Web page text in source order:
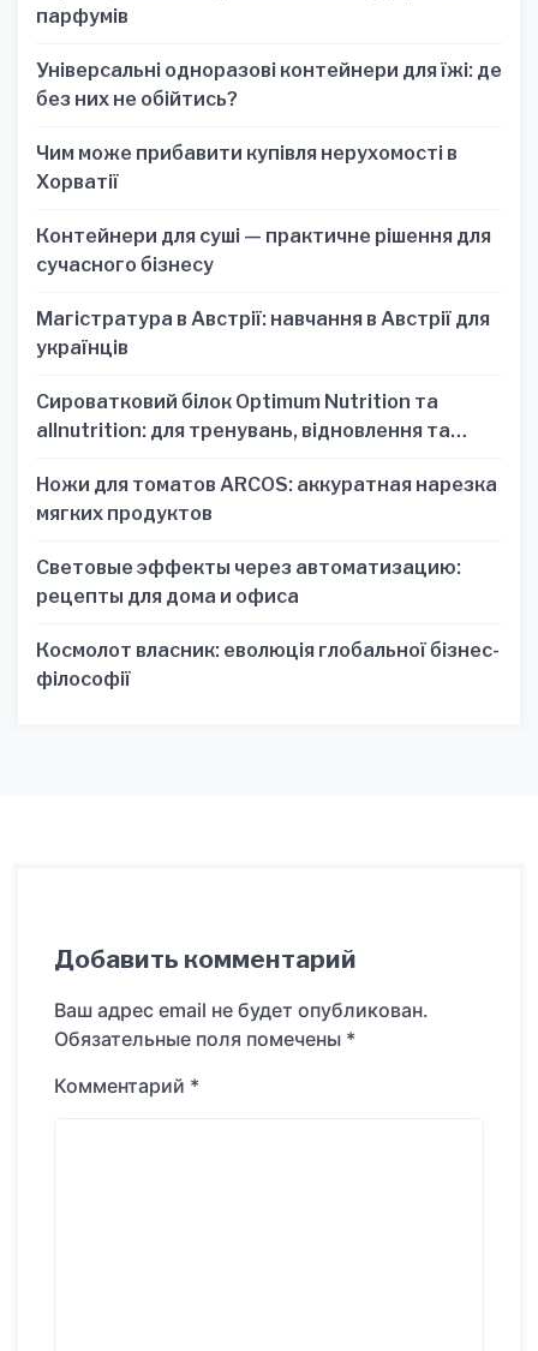
парфумів
Універсальні одноразові контейнери для їжі: де
без них не обійтись?
Чим може прибавити купівля нерухомості в
Хорватії
Контейнери для суші — практичне рішення для
сучасного бізнесу
Магістратура в Австрії: навчання в Австрії для
українців
Сироватковий білок Optimum Nutrition та
allnutrition: для тренувань, відновлення та
Ножи для томатов ARCOS: аккуратная нарезка
мягких продуктов
Световые эффекты через автоматизацию:
рецепты для дома и офиса
Космолот власник: еволюція глобальної бізнес-
філософії
Добавить комментарий
Ваш адрес email не будет опубликован.
Обязательные поля помечены *
Комментарий *